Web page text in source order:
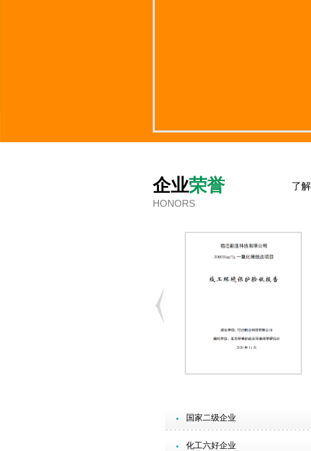
企业荣誉
HONORS
了
国家二级企业
化工六好企业